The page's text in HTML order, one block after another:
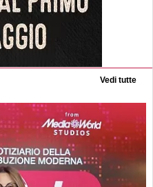
Vedi tutte